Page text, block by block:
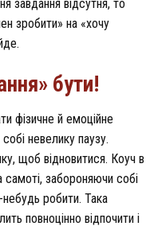
завдання відсутня, то
зробити» на «хочу
бути!
фізичне й емоційне
невелику паузу.
щоб відновитися. Коуч в
забороняючи собі
робити. Така
повноцінно відпочити і